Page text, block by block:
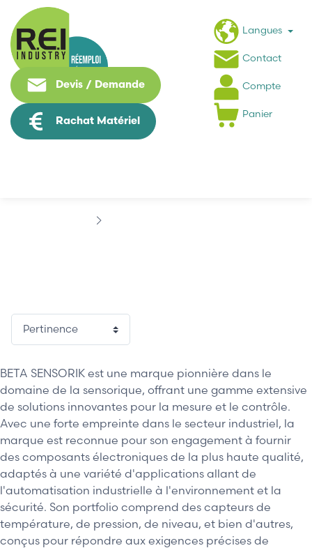
Devis / Demande
Rachat Matériel
Langues
Contact
Compte
Panier
BETA SENSORIK est une marque pionnière dans le
domaine de la sensorique, offrant une gamme extensive
de solutions innovantes pour la mesure et le contrôle.
Avec une forte empreinte dans le secteur industriel, la
marque est reconnue pour son engagement à fournir
des composants électroniques de la plus haute qualité,
adaptés à une variété d'applications allant de
l'automatisation industrielle à l'environnement et la
sécurité. Son portfolio comprend des capteurs de
température, de pression, de niveau, et bien d'autres,
conçus pour répondre aux exigences précises de